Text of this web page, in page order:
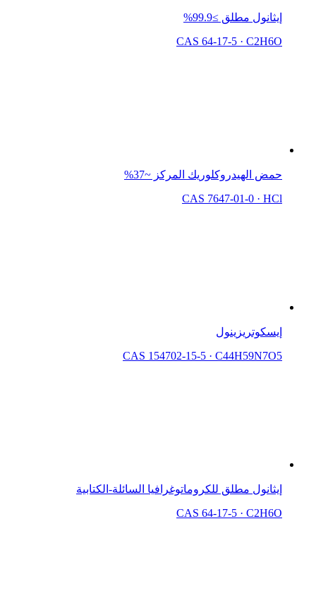
إيثانول مطلق ≥99.9%
CAS 64-17-5 · C2H6O
حمض الهيدروكلوريك المركز ~37%
CAS 7647-01-0 · HCl
إيسكوتريزينول
CAS 154702-15-5 · C44H59N7O5
إيثانول مطلق للكروماتوغرافيا السائلة-الكتابية
CAS 64-17-5 · C2H6O